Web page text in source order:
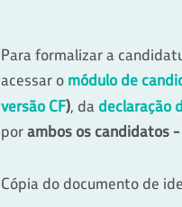
Para formalizar a
acessar o módulo de
versão CF), da declaração
porambos os candidatos
Cópia do documento de